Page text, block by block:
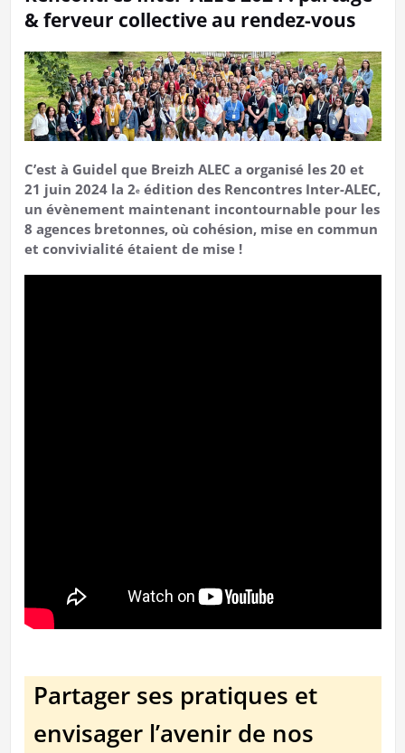
& ferveur collective au rendez-vous
C’est à Guidel que Breizh ALEC a organisé les 20 et
21 juin 2024 la 2eédition des Rencontres Inter-ALEC,
un évènement maintenant incontournable pour les
8 agences bretonnes, où cohésion, mise en commun
et convivialité étaient de mise !
Partager ses pratiques et
envisager l’avenir de nos